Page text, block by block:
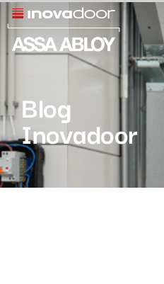
Blog
Inovadoor